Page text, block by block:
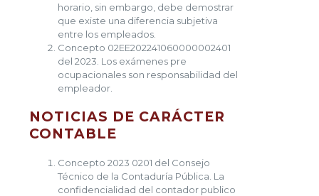
horario, sin embargo, debe demostrar
que existe una diferencia subjetiva
entre los empleados.
Concepto 02EE202241060000002401
del 2023. Los exámenes pre
ocupacionales son responsabilidad del
empleador.
NOTICIAS DE CARÁCTER
CONTABLE
Concepto 2023 0201 del Consejo
Técnico de la Contaduría Pública. La
confidencialidad del contador publico